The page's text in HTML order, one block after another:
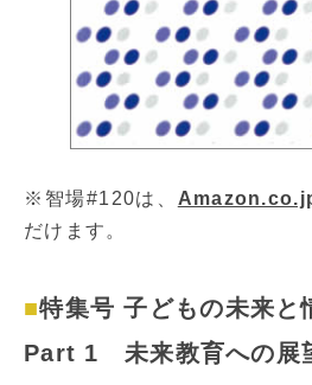
※智場#120は、
だけます。
特集号 子どもの未来と
Part 1 未来教育への展